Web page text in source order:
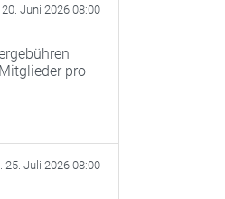
20. Juni 2026 08:00
pro
25. Juli 2026 08:00